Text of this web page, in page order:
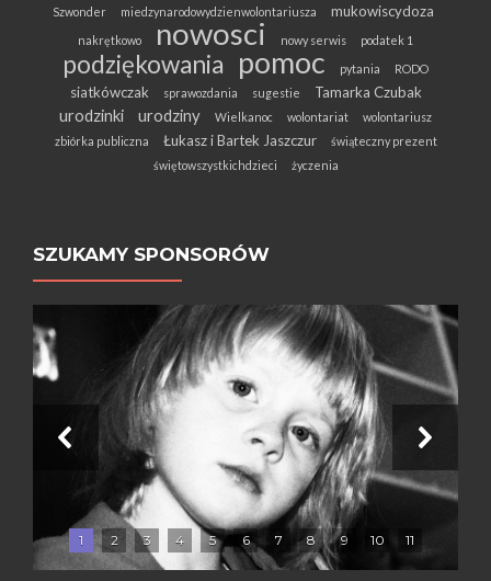
Szwonder
miedzynarodowydzienwolontariusza mukowiscydoza
nakrętkowo nowosci nowy serwis podatek 1
podziękowania pomoc pytania RODO
siatkówczak sprawozdania sugestie Tamarka Czubak
urodzinki urodziny Wielkanoc wolontariat
wolontariusz
zbiórka publiczna
Łukasz i Bartek Jaszczur
świąteczny prezent
świętowszystkichdzieci
życzenia
SZUKAMY SPONSORÓW
1 2 3 4 5 6 7 8 9 10 11